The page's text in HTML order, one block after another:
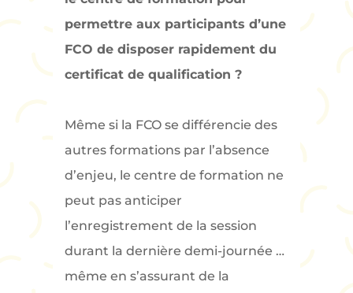
permettre aux participants d’une
FCO de disposer rapidement du
certificat de qualification ?
Même si la FCO se différencie des
autres formations par l’absence
d’enjeu, le centre de formation ne
peut pas anticiper
l’enregistrement de la session
durant la dernière demi-journée …
même en s’assurant de la